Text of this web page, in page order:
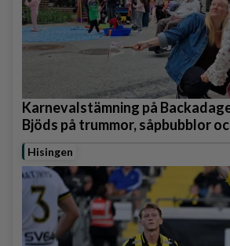
Karnevalstämning på
Bjöds på trummor, såpbubblor
Hisingen